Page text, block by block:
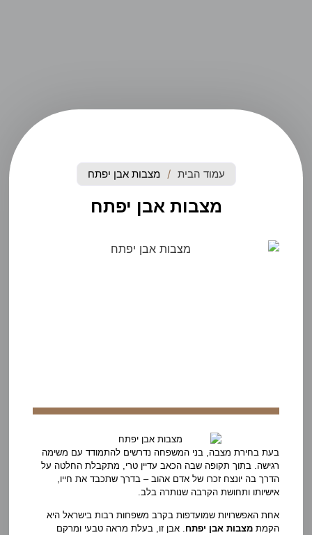
עמוד הבית / מצבות אבן יפתח
מצבות אבן יפתח
בעת בחירת מצבה, בני המשפחה נדרשים להתמודד עם משימה
רגישה. בתוך תקופה שבה הכאב עדיין טרי, מתקבלת החלטה על
הדרך בה יונצח זכרו של אדם אהוב – בדרך שתכבד את חייו,
אישיותו ותחושת הקרבה שנותרה בלב.
אחת האפשרויות שמועדפות בקרב משפחות רבות בישראל היא
הקמתמצבות אבן יפתח. אבן זו, בעלת מראה טבעי ומרקם